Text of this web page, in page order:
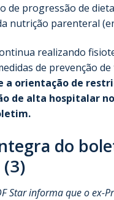
de progressão de
nutrição parenteral
realizando
de prevenção
a orientação de
de alta hospitalar
do
(3)
Star informa que o ex-